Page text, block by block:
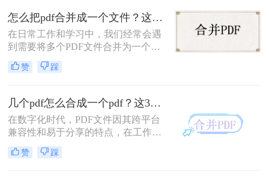
成一个pdf呢？本文将详细介绍几种常
用的PDF合并方法，以满足不同用户
的需求。
怎么把pdf合并成一个文件？这四种方法分享给你！
在日常工作和学习中，我们经常会遇
到需要将多个PDF文件合并为一个文
件的情况，以便更好地管理和分享。
那么怎么把pdf合并成一个文件呢？以
法，帮助您轻松完成这一任务。
赞 踩
几个pdf怎么合成一个pdf？这3个方法收藏起来吧！
在数字化时代，PDF文件因其跨平台
兼容性和易于分享的特点，在工作和
学习中扮演着重要角色。然而，当你
需要将多个PDF文件整合成一个文档
赞 踩